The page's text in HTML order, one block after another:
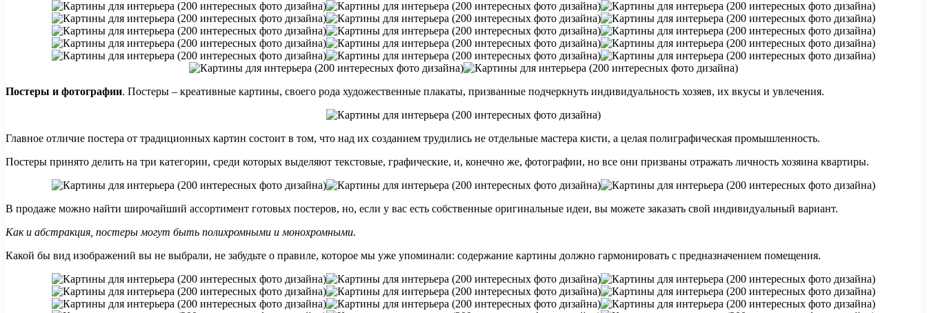
Постеры и фотографии. Постеры – креативные картины, своего рода художественные плакаты, призванные подчеркнуть индивидуальность хозяев, их вкусы и увлечения.
Главное отличие постера от традиционных картин состоит в том, что над их созданием трудились не отдельные мастера кисти, а целая полиграфическая промышленность.
Постеры принято делить на три категории, среди которых выделяют текстовые, графические, и, конечно же, фотографии, но все они призваны отражать личность хозяина квартиры.
В продаже можно найти широчайший ассортимент готовых постеров, но, если у вас есть собственные оригинальные идеи, вы можете заказать свой индивидуальный вариант.
Как и абстракция, постеры могут быть полихромными и монохромными.
Какой бы вид изображений вы не выбрали, не забудьте о правиле, которое мы уже упоминали: содержание картины должно гармонировать с предназначением помещения.